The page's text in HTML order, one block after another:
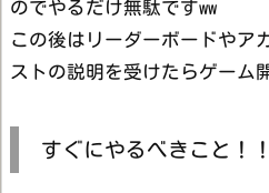
のでやるだけ無駄ですww
この後はリーダーボードやア
ストの説明を受けたらゲーム
すぐにやるべきこと！！